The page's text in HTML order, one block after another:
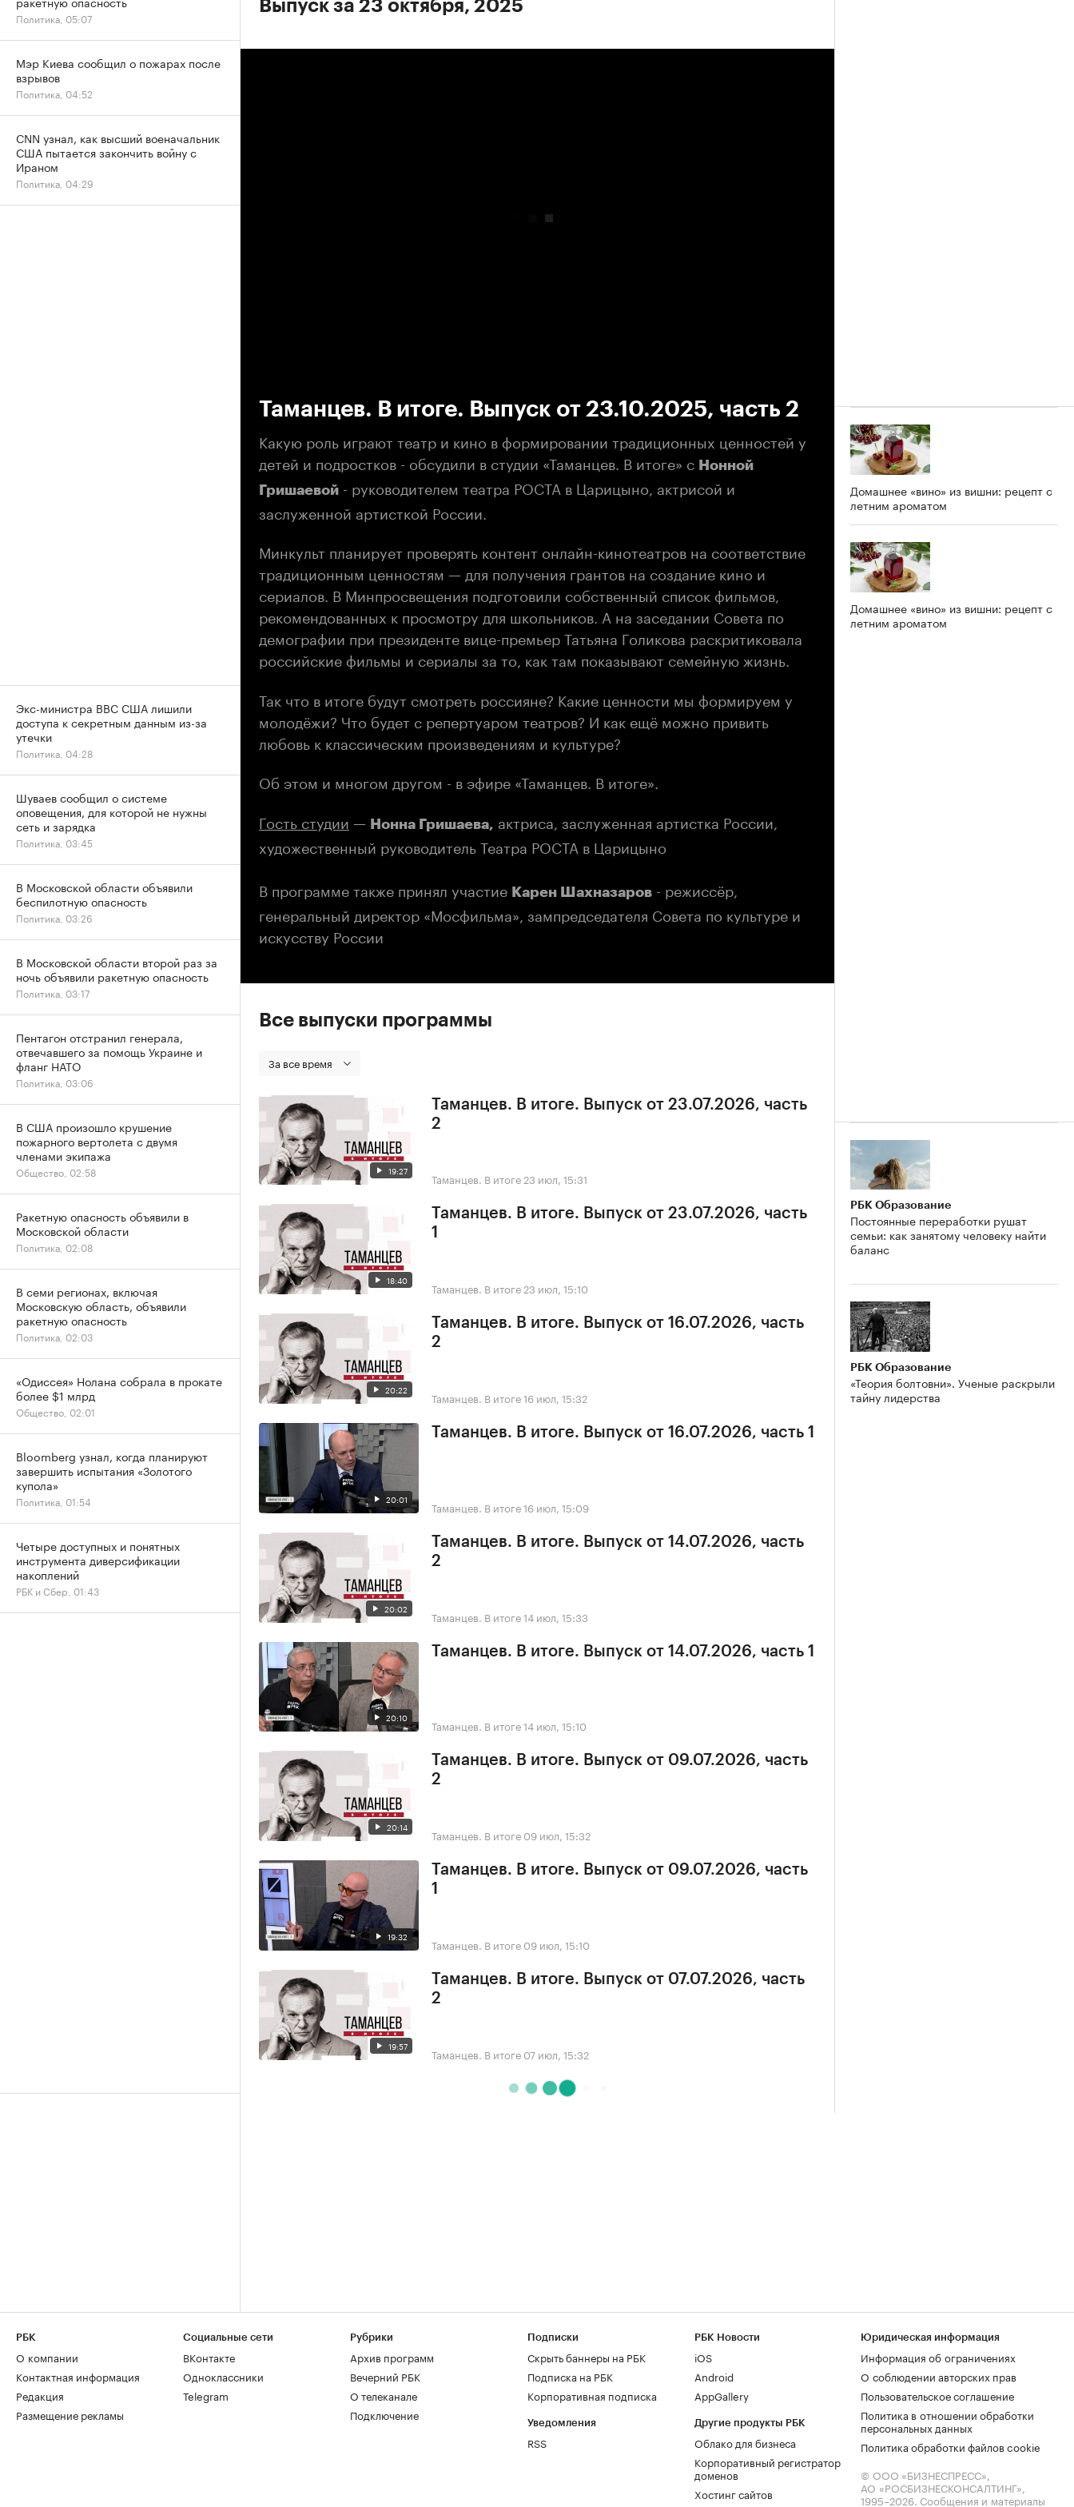
Выпуск за 23 октября, 2025
Таманцев. В итоге. Выпуск от 23.10.2025, часть 2
Какую роль играют театр и кино в формировании традиционных ценностей у
детей и подростков - обсудили в студии «Таманцев. В итоге» с Нонной
Гришаевой - руководителем театра РОСТА в Царицыно, актрисой и
заслуженной артисткой России.
Минкульт планирует проверять контент онлайн-кинотеатров на соответствие
традиционным ценностям — для получения грантов на создание кино и
сериалов. В Минпросвещения подготовили собственный список фильмов,
рекомендованных к просмотру для школьников. А на заседании Совета по
демографии при президенте вице-премьер Татьяна Голикова раскритиковала
российские фильмы и сериалы за то, как там показывают семейную жизнь.
Так что в итоге будут смотреть россияне? Какие ценности мы формируем у
молодёжи? Что будет с репертуаром театров? И как ещё можно привить
любовь к классическим произведениям и культуре?
Об этом и многом другом - в эфире «Таманцев. В итоге».
Гость студии — Нонна Гришаева, актриса, заслуженная артистка России,
художественный руководитель Театра РОСТА в Царицыно
В программе также принял участие Карен Шахназаров - режиссёр,
генеральный директор «Мосфильма», зампредседателя Совета по культуре и
искусству России
Все выпуски программы
За все время
19:27
Таманцев. В итоге. Выпуск от 23.07.2026, часть
2
Таманцев. В итоге 23 июл, 15:31
18:40
Таманцев. В итоге. Выпуск от 23.07.2026, часть
1
Таманцев. В итоге 23 июл, 15:10
20:22
Таманцев. В итоге. Выпуск от 16.07.2026, часть
2
Таманцев. В итоге16 июл, 15:32
20:01
Таманцев. В итоге. Выпуск от 16.07.2026, часть 1
Таманцев. В итоге16 июл, 15:09
20:02
Таманцев. В итоге. Выпуск от 14.07.2026, часть
2
Таманцев. В итоге14 июл, 15:33
20:10
Таманцев. В итоге. Выпуск от 14.07.2026, часть 1
Таманцев. В итоге14 июл, 15:10
20:14
Таманцев. В итоге. Выпуск от 09.07.2026, часть
2
Таманцев. В итоге 09 июл, 15:32
19:32
Таманцев. В итоге. Выпуск от 09.07.2026, часть
1
Таманцев. В итоге 09 июл, 15:10
19:57
Таманцев. В итоге. Выпуск от 07.07.2026, часть
2
Таманцев. В итоге 07 июл, 15:32
Домашнее «вино» из вишни: рецепт с
летним ароматом
Домашнее «вино» из вишни: рецепт с
летним ароматом
РБК Образование
Постоянные переработки рушат
семьи: как занятому человеку найти
баланс
РБК Образование
«Теория болтовни». Ученые раскрыли
тайну лидерства
Политика, 05:07
Мэр Киева сообщил о пожарах после
взрывов
Политика, 04:52
CNN узнал, как высший военачальник
США пытается закончить войну с
Ираном
Политика, 04:29
Экс-министра ВВС США лишили
доступа к секретным данным из-за
утечки
Политика, 04:28
Шуваев сообщил о системе
оповещения, для которой не нужны
сеть и зарядка
Политика, 03:45
В Московской области объявили
беспилотную опасность
Политика, 03:26
В Московской области второй раз за
ночь объявили ракетную опасность
Политика, 03:17
Пентагон отстранил генерала,
отвечавшего за помощь Украине и
фланг НАТО
Политика, 03:06
В США произошло крушение
пожарного вертолета с двумя
членами экипажа
Общество, 02:58
Ракетную опасность объявили в
Московской области
Политика, 02:08
В семи регионах, включая
Московскую область, объявили
ракетную опасность
Политика, 02:03
«Одиссея» Нолана собрала в прокате
более $1 млрд
Общество, 02:01
Bloomberg узнал, когда планируют
завершить испытания «Золотого
купола»
Политика, 01:54
Четыре доступных и понятных
инструмента диверсификации
накоплений
РБК и Сбер, 01:43
РБК
О компании
Контактная информация
Редакция
Размещение рекламы
Социальные сети
ВКонтакте
Одноклассники
Telegram
Рубрики
Архив программ
Вечерний РБК
О телеканале
Подключение
Подписки
Скрыть баннеры на РБК
Подписка на РБК
Корпоративная подписка
Уведомления
RSS
РБК Новости
iOS
Android
AppGallery
Другие продукты РБК
Облако для бизнеса
Корпоративный регистратор
доменов
Хостинг сайтов
Юридическая информация
Информация об ограничениях
О соблюдении авторских прав
Пользовательское соглашение
Политика в отношении обработки
персональных данных
Политика обработки файлов cookie
© ООО «БИЗНЕСПРЕСС»,
АО «РОСБИЗНЕСКОНСАЛТИНГ»,
1995–2026. Сообщения и материалы